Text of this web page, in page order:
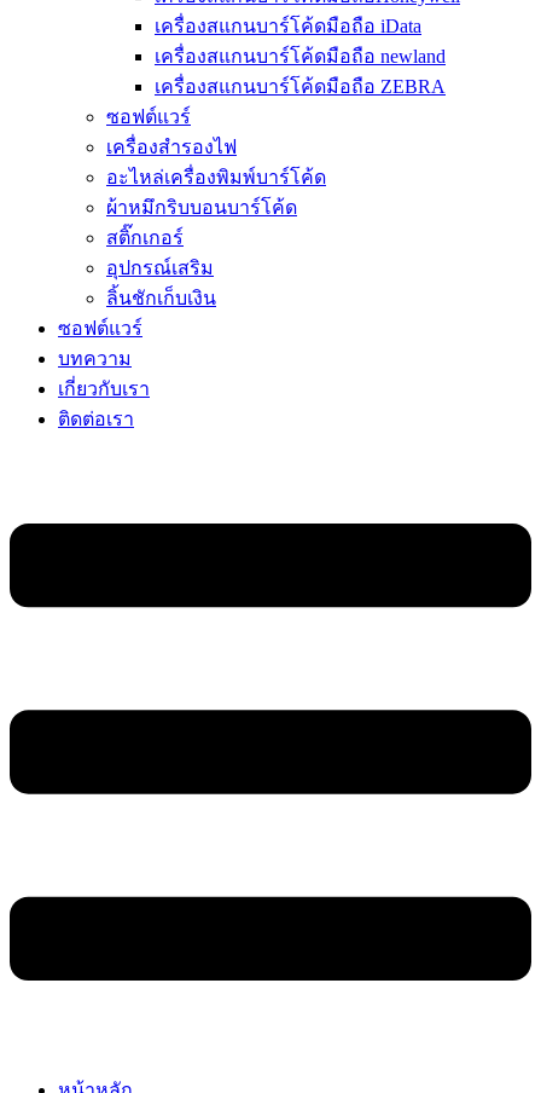
เครื่องสแกนบาร์โค้ดมือถือ iData
เครื่องสแกนบาร์โค้ดมือถือ newland
เครื่องสแกนบาร์โค้ดมือถือ ZEBRA
ซอฟต์แวร์
เครื่องสำรองไฟ
อะไหล่เครื่องพิมพ์บาร์โค้ด
ผ้าหมึกริบบอนบาร์โค้ด
สติ๊กเกอร์
อุปกรณ์เสริม
ลิ้นชักเก็บเงิน
ซอฟต์แวร์
บทความ
เกี่ยวกับเรา
ติดต่อเรา